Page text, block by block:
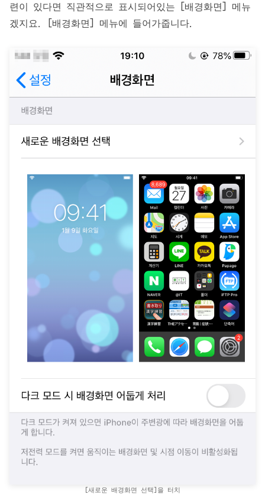
련이 있다면 직관적으로 표시되어있는 [배경화면] 메뉴
겠지요. [배경화면] 메뉴에 들어가줍니다.
[새로운 배경화면 선택]을 터치